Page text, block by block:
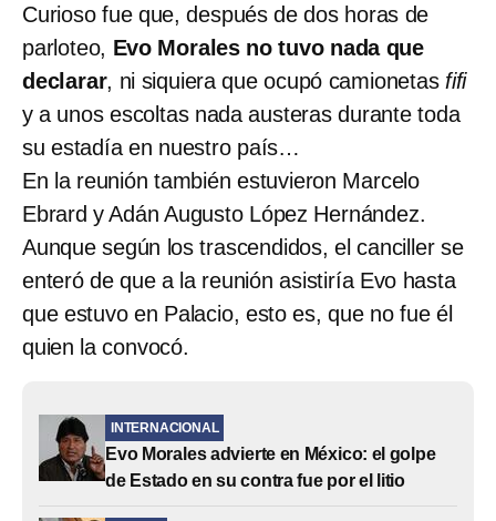
Curioso fue que, después de dos horas de
parloteo, Evo Morales no tuvo nada que
declarar, ni siquiera que ocupó camionetas fifi
y a unos escoltas nada austeras durante toda
su estadía en nuestro país…
En la reunión también estuvieron Marcelo
Ebrard y Adán Augusto López Hernández.
Aunque según los trascendidos, el canciller se
enteró de que a la reunión asistiría Evo hasta
que estuvo en Palacio, esto es, que no fue él
quien la convocó.
INTERNACIONAL
Evo Morales advierte en México: el golpe
de Estado en su contra fue por el litio